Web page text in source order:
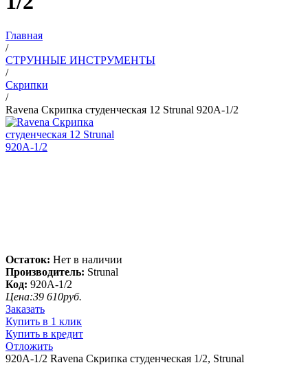
Главная
/
СТРУННЫЕ ИНСТРУМЕНТЫ
/
Скрипки
/
Ravena Скрипка студенческая 12 Strunal 920A-1/2
Остаток: Нет в наличии
Производитель: Strunal
Код: 920A-1/2
Цена:39 610руб.
Заказать
Купить в 1 клик
Купить в кредит
Отложить
920A-1/2 Ravena Скрипка студенческая 1/2, Strunal